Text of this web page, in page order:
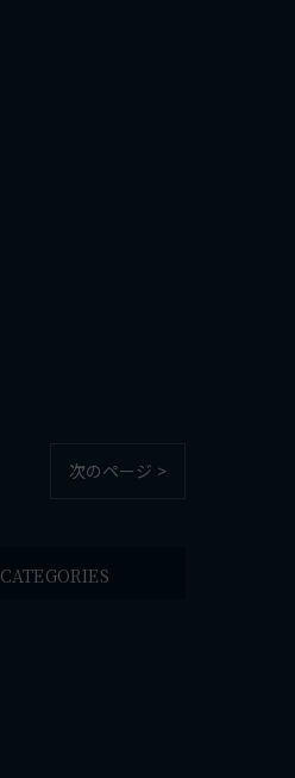
次のページ >
CATEGORIES